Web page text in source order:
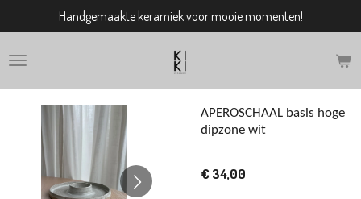
direct
naar
Handgemaakte keramiek voor mooie momenten!
APEROSCHAAL basis hoge
dipzone wit
€ 34,00